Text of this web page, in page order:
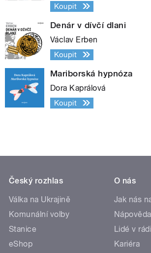
Koupit
Denár v dívčí dlani
Václav Erben
Koupit
Mariborská hypnóza
Dora Kaprálová
Koupit
Český rozhlas
Válka na Ukrajině
Komunální volby
Stanice
eShop
O nás
Jak nás
Nápověda
Lidé v
Kariéra